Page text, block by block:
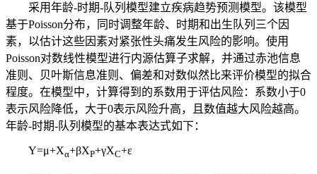
采用年龄-时期-队列模型建立疾病趋势预测模型。该模型
基于Poisson分布，同时调整年龄、时期和出生队列三个因
素，以估计这些因素对紧张性头痛发生风险的影响。使用
Poisson对数线性模型进行内源估算子求解，并通过赤池信息
准则、贝叶斯信息准则、偏差和对数似然比来评价模型的拟合
程度。在模型中，计算得到的系数用于评估风险：系数小于0
表示风险降低，大于0表示风险升高，且数值越大风险越高。
年龄-时期-队列模型的基本表达式如下：
Y=μ+Xα+βXP+γXC+ε